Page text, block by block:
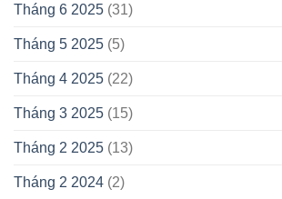
Tháng 6 2025 (31)
Tháng 5 2025 (5)
Tháng 4 2025 (22)
Tháng 3 2025 (15)
Tháng 2 2025 (13)
Tháng 2 2024 (2)